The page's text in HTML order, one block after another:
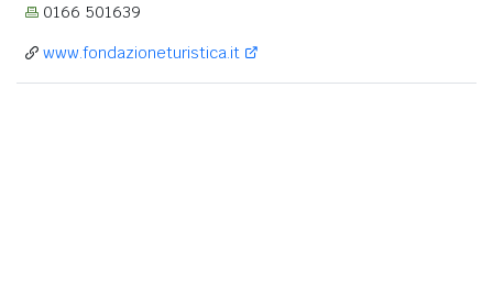
0166 501639
www.fondazioneturistica.it